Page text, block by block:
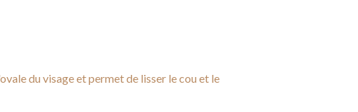
du visage et permet de lisser le cou et le